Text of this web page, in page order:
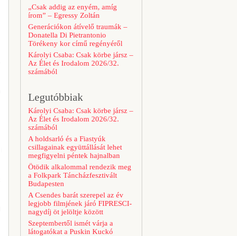
„Csak addig az enyém, amíg
írom” – Egressy Zoltán
Generációkon átívelő traumák –
Donatella Di Pietrantonio
Törékeny kor című regényéről
Károlyi Csaba: Csak körbe jársz –
Az Élet és Irodalom 2026/32.
számából
Legutóbbiak
Károlyi Csaba: Csak körbe jársz –
Az Élet és Irodalom 2026/32.
számából
A holdsarló és a Fiastyúk
csillagainak együttállását lehet
megfigyelni péntek hajnalban
Ötödik alkalommal rendezik meg
a Folkpark Táncházfesztivált
Budapesten
A Csendes barát szerepel az év
legjobb filmjének járó FIPRESCI-
nagydíj öt jelöltje között
Szeptembertől ismét várja a
látogatókat a Puskin Kuckó